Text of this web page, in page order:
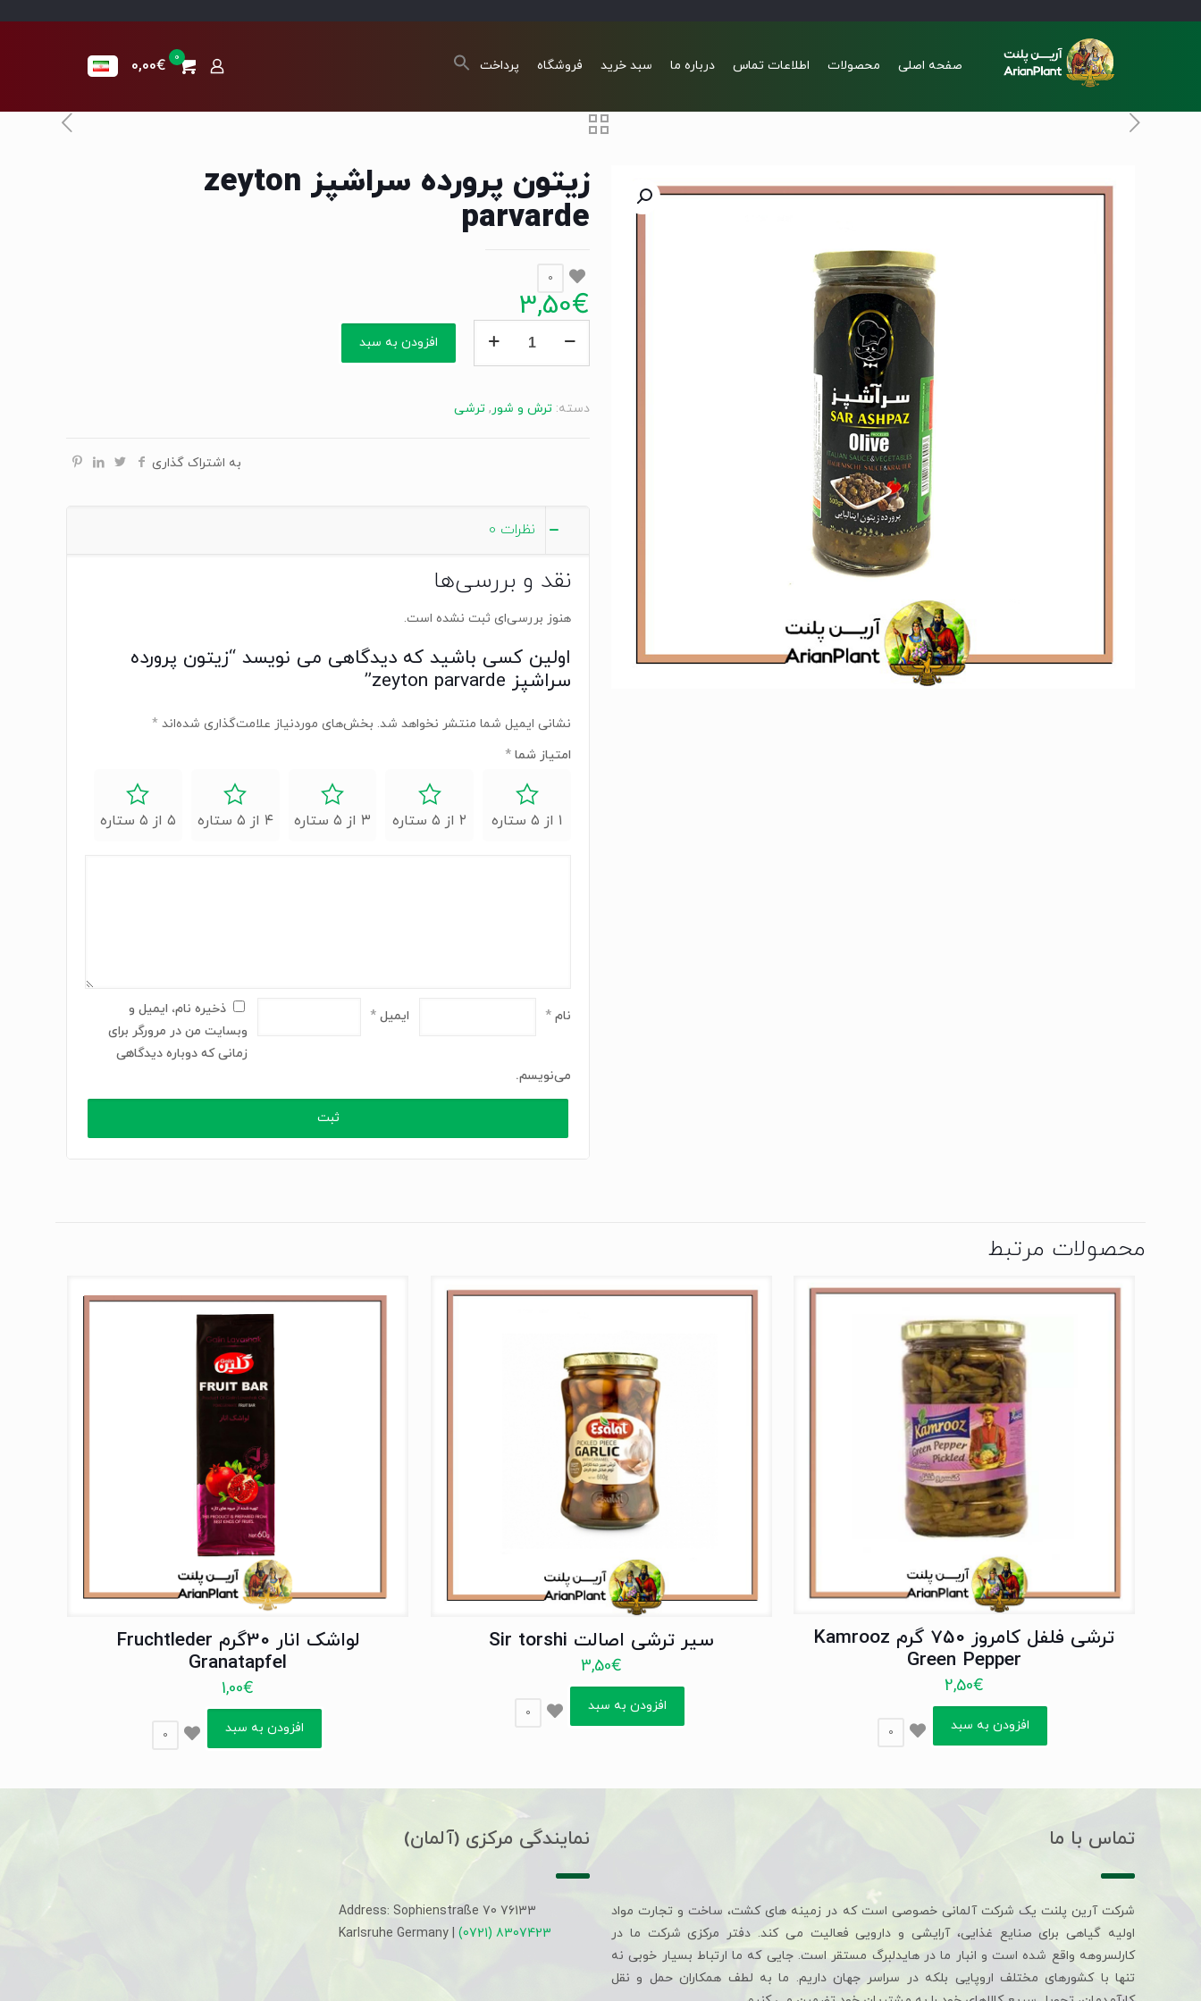
صفحه اصلی محصولات اطلاعات تماس درباره ما سبد خرید فروشگاه پرداخت 0
0,00€
زیتون پرورده سراشپز zeyton
parvarde
0
3,50€
parvarde
افزودن به سبد
دسته: ترش و شور, ترشی
به اشتراک گذاری
نظرات 0
نقد و بررسی‌ها
هنوز بررسی‌ای ثبت نشده است.
اولین کسی باشید که دیدگاهی می نویسد “زیتون پرورده
سراشپز zeyton parvarde”
نشانی ایمیل شما منتشر نخواهد شد. بخش‌های موردنیاز علامت‌گذاری شده‌اند *
امتیاز شما *
۱ از ۵ ستاره ۲ از ۵ ستاره ۳ از ۵ ستاره ۴ از ۵ ستاره ۵ از ۵ ستاره
نام * ایمیل*
ذخیره نام، ایمیل و
وبسایت من در مرورگر برای
زمانی که دوباره دیدگاهی
می‌نویسم.
محصولات مرتبط
ترشی فلفل کامروز 750 گرم Kamrooz
Green Pepper
2,50€
افزودن به سبد 0
سیر ترشی اصالت Sir torshi
3,50€
افزودن به سبد 0
لواشک انار 30گرم Fruchtleder
Granatapfel
1,00€
افزودن به سبد 0
تماس با ما
شرکت آرین پلنت یک شرکت آلمانی خصوصی است که در زمینه های کشت، ساخت و تجارت مواد
اولیه گیاهی برای صنایع غذایی، آرایشی و دارویی فعالیت می کند. دفتر مرکزی شرکت ما در
کارلسروهه واقع شده است و انبار ما در هایدلبرگ مستقر است. جایی که ما ارتباط بسیار خوبی نه
تنها با کشورهای مختلف اروپایی بلکه در سراسر جهان داریم. ما به لطف همکاران حمل و نقل
نمایندگی مرکزی (آلمان)
Address: Sophienstraße 70 76133
Karlsruhe Germany | (0721) 8307423